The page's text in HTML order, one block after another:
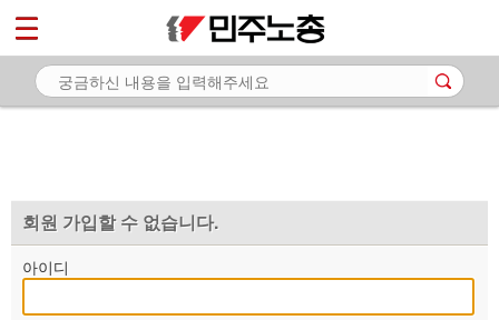
회원 가입할 수 없습니다.
아이디
마이페이지
소개
자료
부설기관